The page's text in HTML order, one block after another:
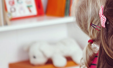
Koleji Vakfı ( KEV )
Ödülü